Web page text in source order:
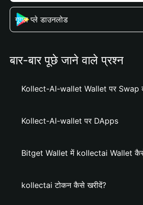
गूगल प्ले डाउनलोड
बार-बार पूछे जाने वाले प्रश्न
Kollect-AI-wallet Wallet पर Swap
Kollect-AI-wallet पर DApps
Bitget Wallet में kollectai Wallet
kollectai टोकन कैसे खरीदें?